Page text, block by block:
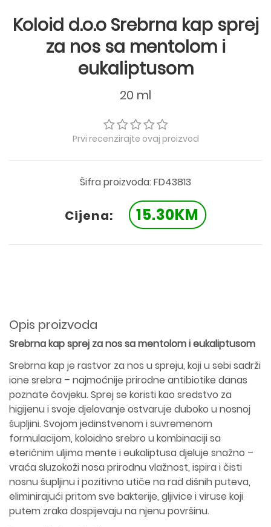
Koloid d.o.o Srebrna kap sprej
za nos sa mentolom i
eukaliptusom
20 ml
Prvi recenzirajte ovaj proizvod
Šifra proizvoda: FD43813
Cijena: 15.30KM
Opis proizvoda
Srebrna kap sprej za nos sa mentolom i eukaliptusom
Srebrna kap je rastvor za nos u spreju, koji u sebi sadrži
ione srebra – najmoćnije prirodne antibiotike danas
poznate čovjeku. Sprej se koristi kao sredstvo za
higijenu i svoje djelovanje ostvaruje duboko u nosnoj
šupljini. Svojom jedinstvenom i suvremenom
formulacijom, koloidno srebro u kombinaciji sa
eteričnim uljima mente i eukaliptusa djeluje snažno –
vraća sluzokoži nosa prirodnu vlažnost, ispira i čisti
nosnu šupljinu i pozitivno utiče na rad dišnih puteva,
eliminirajući pritom sve bakterije, gljivice i viruse koji
putem zraka dospijevaju na njenu površinu.